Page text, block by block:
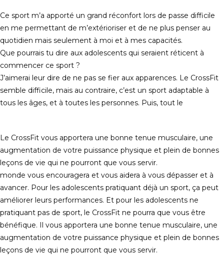
Ce sport m’a apporté un grand réconfort lors de passe difficile
en me permettant de m’extérioriser et de ne plus penser au
quotidien mais seulement à moi et à mes capacités.
Que pourrais tu dire aux adolescents qui seraient réticent à
commencer ce sport ?
J’aimerai leur dire de ne pas se fier aux apparences. Le CrossFit
semble difficile, mais au contraire, c’est un sport adaptable à
tous les âges, et à toutes les personnes. Puis, tout le
Le CrossFit vous apportera une bonne tenue musculaire, une
augmentation de votre puissance physique et plein de bonnes
leçons de vie qui ne pourront que vous servir.
monde vous encouragera et vous aidera à vous dépasser et à
avancer. Pour les adolescents pratiquant déjà un sport, ça peut
améliorer leurs performances. Et pour les adolescents ne
pratiquant pas de sport, le CrossFit ne pourra que vous être
bénéfique. Il vous apportera une bonne tenue musculaire, une
augmentation de votre puissance physique et plein de bonnes
leçons de vie qui ne pourront que vous servir.